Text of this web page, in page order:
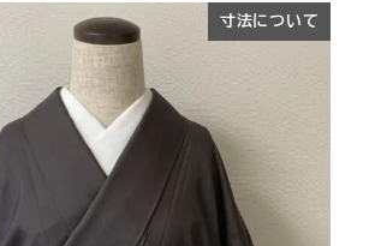
寸法について